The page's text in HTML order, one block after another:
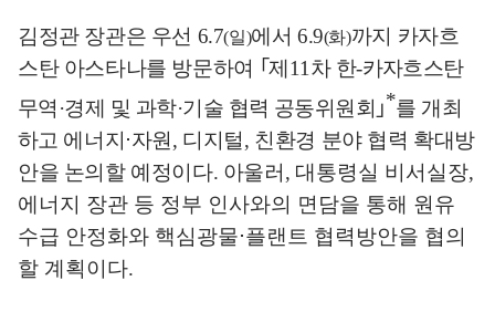
김정관 장관은 우선 6.7(일)에서6.9(화)까지 카자흐
스탄 아스타나를 방문하여 ｢제 11차 한-카자흐스탄
무역 ·경제 및 과학·기술 협력 공동위원회 ｣*를 개최
하고 에너지 ⋅자원, 디지털, 친환경 분야 협력 확대방
안을 논의할 예정이다. 아울러 , 대통령실 비서실장,
에너지 장관 등 정부 인사와의 면담을 통해 원유
수급 안정화와 핵심광물⋅플랜트 협력방안을 협의
할 계획이다.